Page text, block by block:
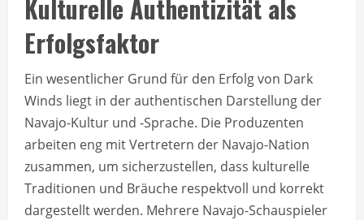
Kulturelle Authentizität als
Erfolgsfaktor
Ein wesentlicher Grund für den Erfolg von Dark
Winds liegt in der authentischen Darstellung der
Navajo-Kultur und -Sprache. Die Produzenten
arbeiten eng mit Vertretern der Navajo-Nation
zusammen, um sicherzustellen, dass kulturelle
Traditionen und Bräuche respektvoll und korrekt
dargestellt werden. Mehrere Navajo-Schauspieler